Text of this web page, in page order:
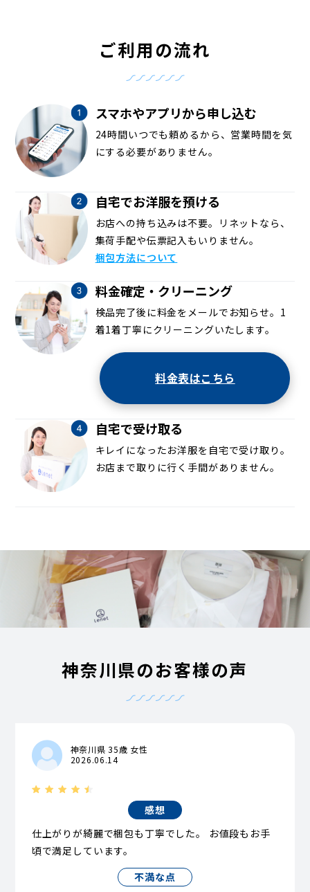
ご利用の流れ
スマホやアプリから申し込む
24時間いつでも頼めるから、営業時間を気
にする必要がありません。
自宅でお洋服を預ける
お店への持ち込みは不要。リネットなら、
集荷手配や伝票記入もいりません。
梱包方法について
料金確定・クリーニング
検品完了後に料金をメールでお知らせ。1
着1着丁寧にクリーニングいたします。
料金表はこちら
自宅で受け取る
キレイになったお洋服を自宅で受け取り。
お店まで取りに行く手間がありません。
神奈川県のお客様の声
神奈川県 35歳 女性
2026.06.14
感想
仕上がりが綺麗で梱包も丁寧でした。 お値段もお手
頃で満足しています。
不満な点